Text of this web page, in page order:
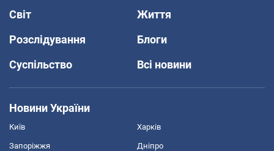
Світ
Життя
Розслідування
Блоги
Суспільство
Всі новини
Новини України
Київ Харків
Запоріжжя Дніпро